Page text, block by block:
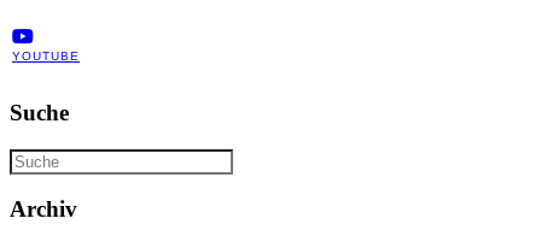
YOUTUBE
Suche
Archiv